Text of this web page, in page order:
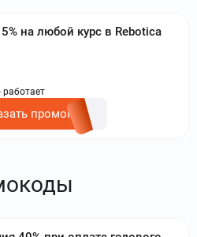
на любой курс в Rebotica
промокод